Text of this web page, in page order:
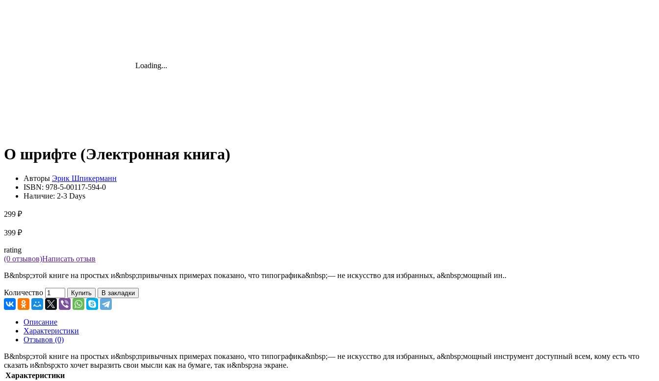
Loading...
Loading...
Loading...
О шрифте (Электронная книга)
Авторы Эрик Шпикерманн
ISBN: 978-5-00117-594-0
Наличие: 2-3 Days
299 ₽
399 ₽
rating
(0 отзывов)Написать отзыв
В&nbsp;этой книге на простых и&nbsp;привычных примерах показано, что типографика&nbsp;— не искусство для избранных, а&nbsp;мощный ин..
Количество Купить В закладки
Описание
Характеристики
Отзывов (0)
В&nbsp;этой книге на простых и&nbsp;привычных примерах показано, что типографика&nbsp;— не искусство для избранных, а&nbsp;мощный инструмент доступный всем, кому есть что
сказать и&nbsp;кто хочет выразить свои мысли как на бумаге, так и&nbsp;на экране.
Характеристики